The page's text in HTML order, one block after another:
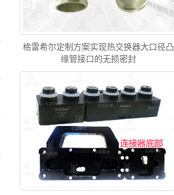
格雷希尔定制方案实现热交换器大口径凸
缘管接口的无损密封